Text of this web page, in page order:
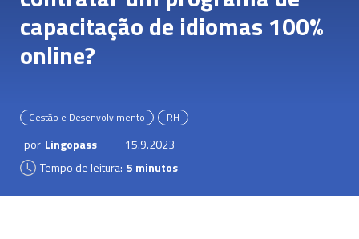
capacitação de idiomas 100%
online?
Gestão e Desenvolvimento RH
por Lingopass
15.9.2023
Tempo de leitura: 5 minutos